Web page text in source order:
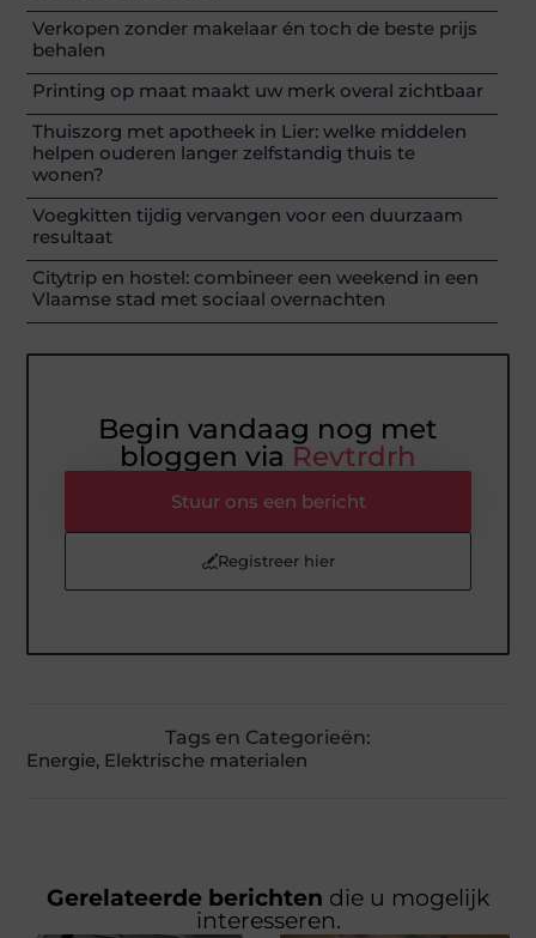
Verkopen zonder makelaar én toch de beste prijs
behalen
Printing op maat maakt uw merk overal zichtbaar
Thuiszorg met apotheek in Lier: welke middelen
helpen ouderen langer zelfstandig thuis te
wonen?
Voegkitten tijdig vervangen voor een duurzaam
resultaat
Citytrip en hostel: combineer een weekend in een
Vlaamse stad met sociaal overnachten
Begin vandaag nog met
bloggen via Revtrdrh
Stuur ons een bericht
Registreer hier
Tags en Categorieën:
Energie, Elektrische materialen
Gerelateerde berichten die u mogelijk
interesseren.